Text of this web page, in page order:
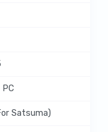
Satsuma)